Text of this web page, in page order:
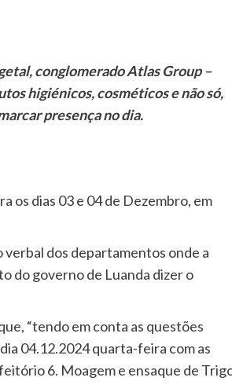
conglomerado Atlas Group –
higiénicos, cosméticos e não só,
presença no dia.
os dias 03 e 04 de Dezembro, em
verbal dos departamentos onde a
do governo de Luanda dizer o
“tendo em conta as questões
04.12.2024 quarta-feira com as
6. Moagem e ensaque de